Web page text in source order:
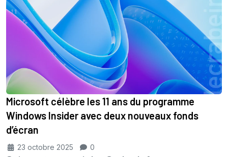
Microsoft célèbre les 11 ans du programme
Windows Insider avec deux nouveaux fonds
d’écran
23 octobre 2025 0